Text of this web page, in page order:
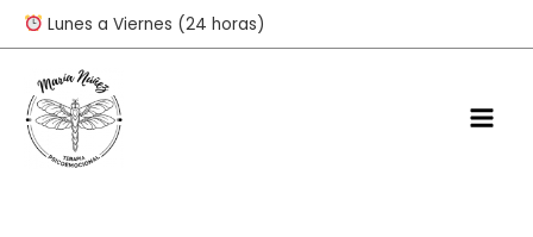
contenido
Lunes a Viernes (24 horas)